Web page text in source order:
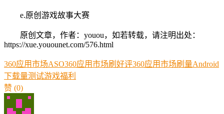
e.原创游戏故事大赛
原创文章，作者：youou，如若转载，请注明出处：
https://xue.youounet.com/576.html
360应用市场ASO360应用市场刷好评360应用市场刷量Android
下载量测试游戏福利
赞 (0)